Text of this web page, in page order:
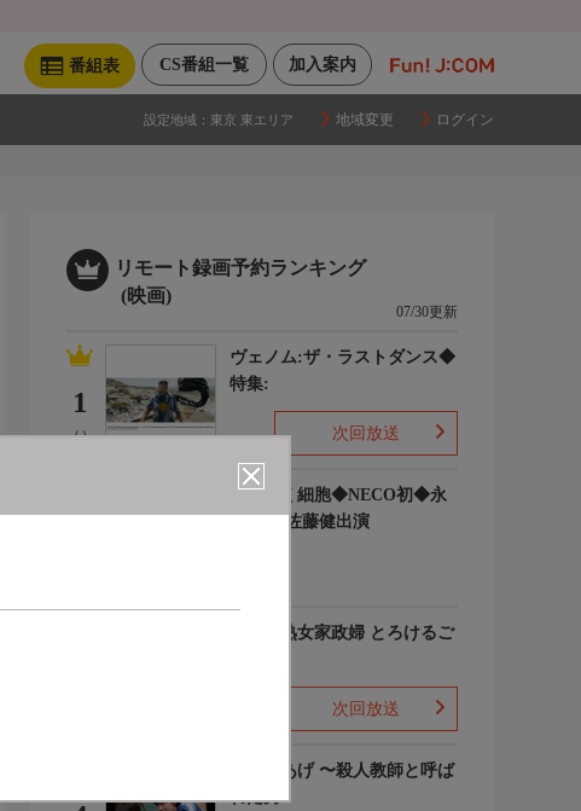
加入案内
CS番組一覧
番組表
設定地域： 東京 東エリア 地域変更 ログイン
リモート録画予約ランキング
(映画)
07/30更新
1
(-)
ヴェノム:ザ・ラストダンス◆
特集:
次回放送
はたらく細胞◆NECO初◆永
野芽郁 佐藤健出演
愛しの熟女家政婦 とろけるご
次回放送
でっちあげ 〜殺人教師と呼ば
れた男